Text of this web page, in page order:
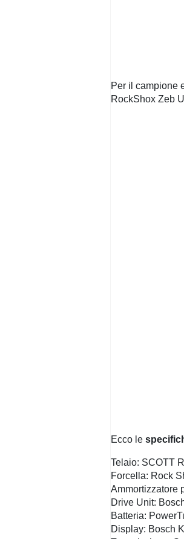
Per il campione
RockShox Zeb
Ecco le
Telaio: SCOTT
Forcella: Rock
Ammortizzatore
Drive Unit:
Batteria:
Display: Bosch